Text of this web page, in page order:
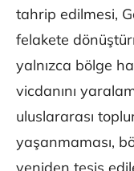
tahrip edilmesi,
felakete
yalnızca bölge
vicdanını
uluslararası
yaşanmaması,